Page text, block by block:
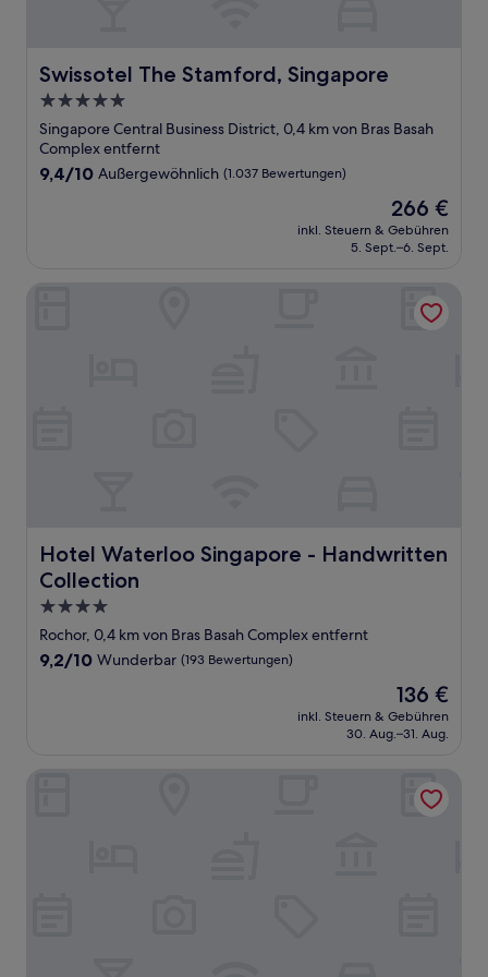
Swissotel The Stamford, Singapore
Swissotel The Stamford, Singapore
5.0-
Sterne-
Unterkunft
Singapore Central Business District, 0,4 km von Bras Basah
Complex entfernt
9.4
9,4/10 Außergewöhnlich (1.037 Bewertungen)
Der
Preis
beträgt
266 €
inkl. Steuern & Gebühren
5. Sept.–6. Sept.
Hotel Waterloo Singapore - Handwritten
Collection
Hotel Waterloo Singapore - Handwritten Collection
4.0-
Sterne-
Unterkunft
Rochor, 0,4 km von Bras Basah Complex entfernt
9.2
9,2/10 Wunderbar (193 Bewertungen)
Der
Preis
beträgt
136 €
inkl. Steuern & Gebühren
30. Aug.–31. Aug.
Hotel Waterloo Singapore - Handwritten Collection